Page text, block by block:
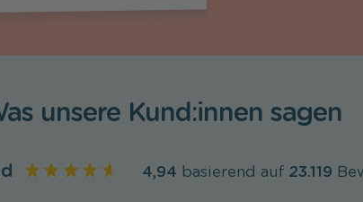
unsere Kund:innen sagen
4,94 basierend auf 23.119